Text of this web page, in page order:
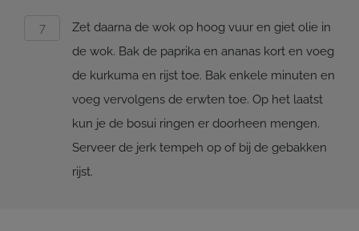
Zet daarna de wok op hoog vuur en giet olie in
de wok. Bak de paprika en ananas kort en voeg
de kurkuma en rijst toe. Bak enkele minuten en
voeg vervolgens de erwten toe. Op het laatst
kun je de bosui ringen er doorheen mengen.
Serveer de jerk tempeh op of bij de gebakken
rijst.